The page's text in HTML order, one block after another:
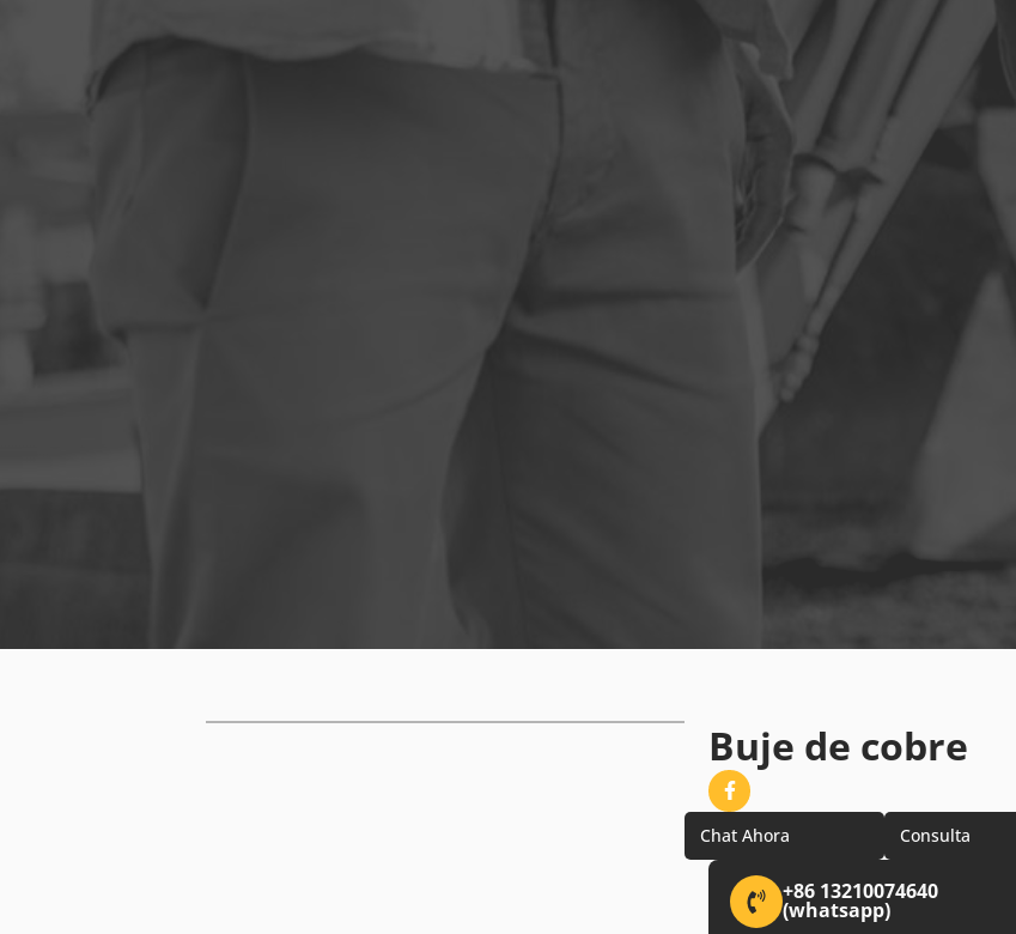
Buje de cobre
Chat Ahora Consulta
+86 13210074640
(whatsapp)